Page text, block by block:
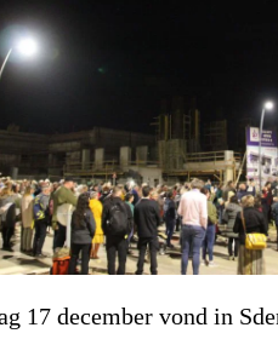
17 december vond in